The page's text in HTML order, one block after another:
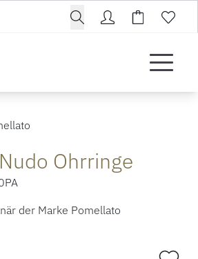
Ohrringe
der Marke Pomellato